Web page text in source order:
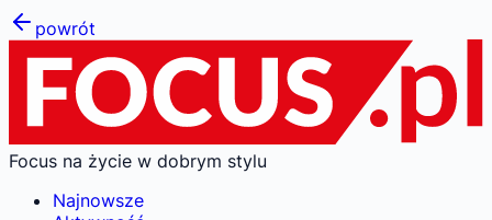
powrót
Focus na życie w dobrym stylu
Najnowsze